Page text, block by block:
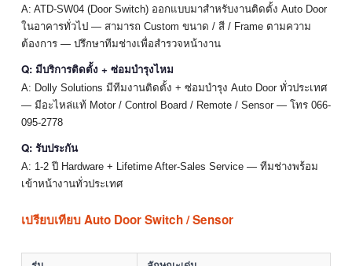
A: ATD-SW04 (Door Switch) ออกแบบมาสำหรับงานติดตั้ง Auto Door
ในอาคารทั่วไป — สามารถ Custom ขนาด / สี / Frame ตามความ
ต้องการ — ปรึกษาทีมช่างเพื่อสำรวจหน้างาน
Q: มีบริการติดตั้ง + ซ่อมบำรุงไหม
A: Dolly Solutions มีทีมงานติดตั้ง + ซ่อมบำรุง Auto Door ทั่วประเทศ
— มีอะไหล่แท้ Motor / Control Board / Remote / Sensor — โทร 066-
095-2778
Q: รับประกัน
A: 1-2 ปี Hardware + Lifetime After-Sales Service — ทีมช่างพร้อม
เข้าหน้างานทั่วประเทศ
เปรียบเทียบ Auto Door Switch / Sensor